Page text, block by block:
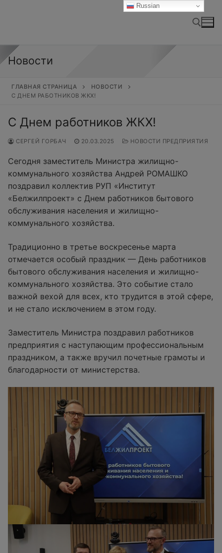
Новости
ГЛАВНАЯ СТРАНИЦА
НОВОСТИ
С ДНЕМ РАБОТНИКОВ ЖКХ!
С Днем работников ЖКХ!
СЕРГЕЙ ГОРБАЧ 20.03.2025 НОВОСТИ ПРЕДПРИЯТИЯ
Сегодня заместитель Министра жилищно-
коммунального хозяйства Андрей РОМАШКО
поздравил коллектив РУП «Институт
«Белжилпроект» с Днем работников бытового
обслуживания населения и жилищно-
коммунального хозяйства.
Традиционно в третье воскресенье марта
отмечается особый праздник — День работников
бытового обслуживания населения и жилищно-
коммунального хозяйства. Это событие стало
важной вехой для всех, кто трудится в этой сфере,
и не стало исключением в этом году.
Заместитель Министра поздравил работников
предприятия с наступающим профессиональным
праздником, а также вручил почетные грамоты и
благодарности от министерства.
Russian